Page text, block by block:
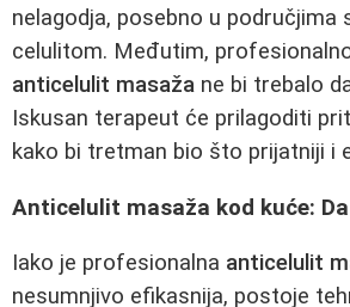
nelagodja, posebno u područjima
celulitom. Međutim,
anticelulit masaža ne bi trebalo
Iskusan terapeut će prilagoditi
kako bi tretman bio što prijatniji i
Anticelulit masaža kod kuće:
Iako je profesionalna anticelulit
nesumnjivo efikasnija, postoje